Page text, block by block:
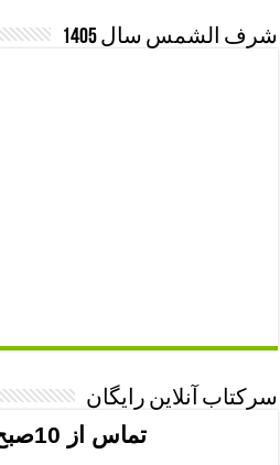
شرف الشمس سال 1405
سرکتاب آنلاین رایگان
تماس از 10صبح الی 21